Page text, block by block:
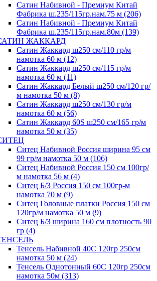
Сатин Набивной - Премиум Китай
Фабрика ш.235/115гр.нам.75 м (206)
Сатин Набивной - Премиум Китай
Фабрика ш.235/115гр.нам.80м (139)
ЖАККАРД
Сатин Жаккард ш250 см/110 гр/м
намотка 60 м (12)
Сатин Жаккард ш250 см/115 гр/м
намотка 60 м (11)
Сатин Жаккард Белый ш250 см/120 гр/
м намотка 50 м (8)
Сатин Жаккард ш250 см/130 гр/м
намотка 60 м (56)
Сатин Жаккард 60S ш250 см/165 гр/м
намотка 50 м (35)
Ситец Набивной Россия ширина 95 см
99 гр/м намотка 50 м (106)
Ситец Набивной Россия 150 см 100гр/
м намотка 56 м (4)
Ситец Б/З Россия 150 см 100гр-м
намотка 70 м (9)
Ситец Головные платки Россия 150 см
120гр/м намотка 50 м (9)
Ситец Б/З ширина 160 см плотность 90
гр (4)
Тенсель Набивной 40С 120гр 250см
намотка 50 м (24)
Тенсель Однотонный 60С 120гр 250см
намотка 50м (313)